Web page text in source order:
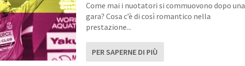
Come mai i nuotatori si commuovono dopo una
gara? Cosa c’è di così romantico nella
prestazione...
PER SAPERNE DI PIÙ